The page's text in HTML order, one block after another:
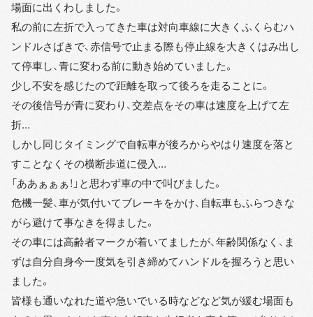
場面に出くわしました。
私の前に左折で入ってきた車は対向車線に大きくふくらむハ
ンドルさばきで、赤信号で止まる際も停止線を大きくはみ出し
て停車し、青に変わる前に動き始めていました。
少し不安を感じたので距離を取って後ろを走ることに。
その後信号が青に変わり、交差点をその車は速度を上げて左
折…
しかし同じタイミングで自転車が後ろからやはり速度を落と
すことなくその横断歩道に侵入…
「ああぁぁぁ！」と思わず車の中で叫びました。
危機一髪、車が気付いてブレーキをかけ、自転車もふらつきな
がら避けて事なきを得ました。
その車には高齢者マークが着いてましたが、年齢関係なく、ま
ずは自分自身今一度気を引き締めてハンドルを握ろうと思い
ました。
皆様も通いなれた道や急いでいる時などなど気が緩む場面も